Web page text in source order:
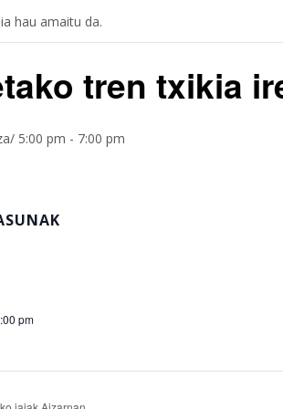
hau amaitu da.
tren txikia
5:00 pm - 7:00 pm
pm